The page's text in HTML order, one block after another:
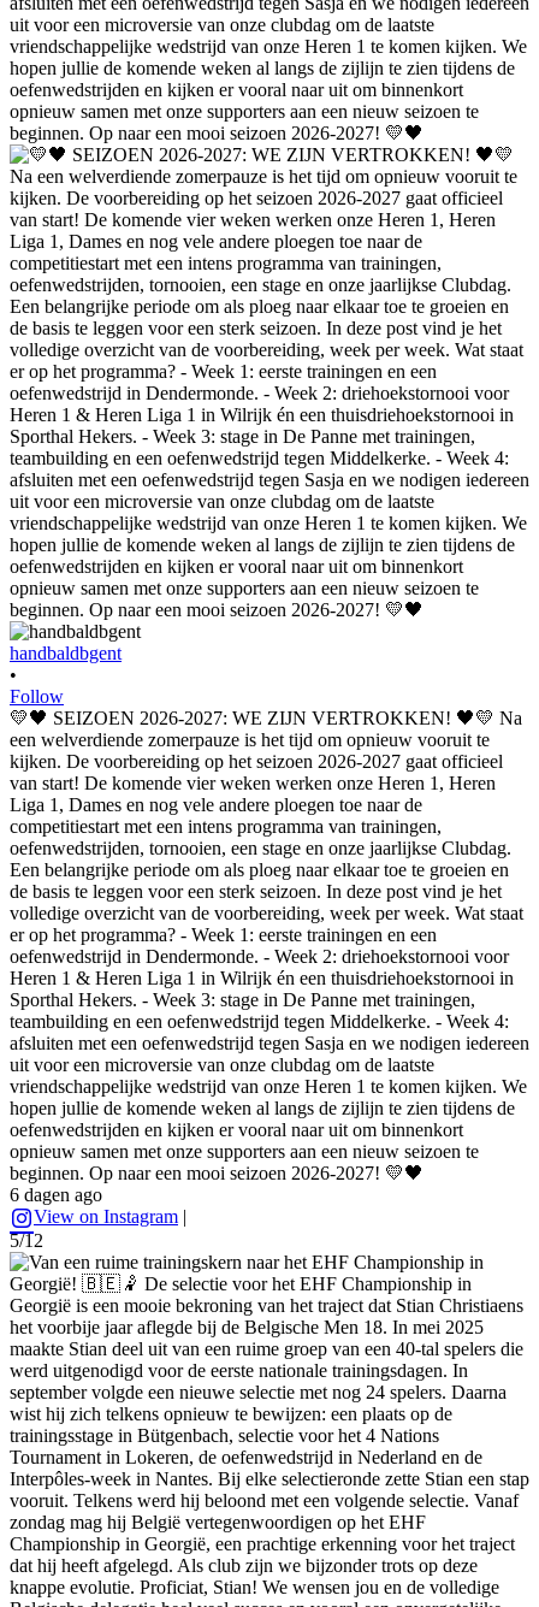
handbaldbgent
•
Follow
💛🖤 SEIZOEN 2026-2027: WE ZIJN VERTROKKEN! 🖤💛 Na
een welverdiende zomerpauze is het tijd om opnieuw vooruit te
kijken. De voorbereiding op het seizoen 2026-2027 gaat officieel
van start! De komende vier weken werken onze Heren 1, Heren
Liga 1, Dames en nog vele andere ploegen toe naar de
competitiestart met een intens programma van trainingen,
oefenwedstrijden, tornooien, een stage en onze jaarlijkse Clubdag.
Een belangrijke periode om als ploeg naar elkaar toe te groeien en
de basis te leggen voor een sterk seizoen. In deze post vind je het
volledige overzicht van de voorbereiding, week per week. Wat staat
er op het programma? - Week 1: eerste trainingen en een
oefenwedstrijd in Dendermonde. - Week 2: driehoekstornooi voor
Heren 1 & Heren Liga 1 in Wilrijk én een thuisdriehoekstornooi in
Sporthal Hekers. - Week 3: stage in De Panne met trainingen,
teambuilding en een oefenwedstrijd tegen Middelkerke. - Week 4:
afsluiten met een oefenwedstrijd tegen Sasja en we nodigen iedereen
uit voor een microversie van onze clubdag om de laatste
vriendschappelijke wedstrijd van onze Heren 1 te komen kijken. We
hopen jullie de komende weken al langs de zijlijn te zien tijdens de
oefenwedstrijden en kijken er vooral naar uit om binnenkort
opnieuw samen met onze supporters aan een nieuw seizoen te
beginnen. Op naar een mooi seizoen 2026-2027! 💛🖤
6 dagen ago
View on Instagram |
5/12